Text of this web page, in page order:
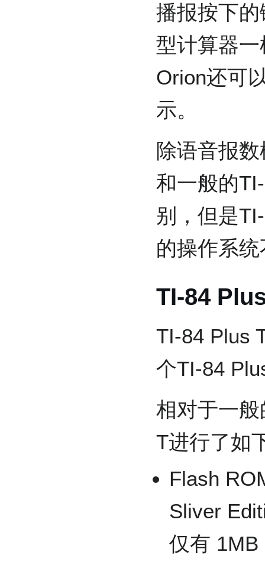
播报按下
型计算器
Orion还可
示。
除语音报
和一般的
别，但是
的操作系
TI-84
TI-84 Plus
个TI-84
相对于一
T进行了如
Flash
Sliver
仅有